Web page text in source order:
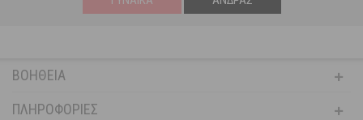
ΒΟΉΘΕΙΑ
ΠΛΗΡΟΦΟΡΊΕΣ